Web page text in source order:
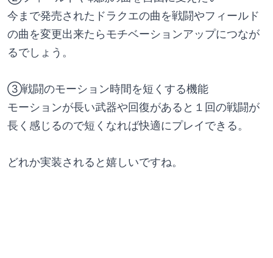
今まで発売されたドラクエの曲を戦闘やフィールド
の曲を変更出来たらモチベーションアップにつなが
るでしょう。
③戦闘のモーション時間を短くする機能
モーションが長い武器や回復があると１回の戦闘が
長く感じるので短くなれば快適にプレイできる。
どれか実装されると嬉しいですね。